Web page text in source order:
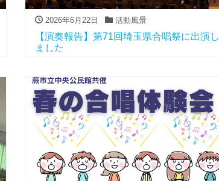
2026年6月22日 活動風景
【演奏報告】第71回埼玉県合唱祭に出演し
ました